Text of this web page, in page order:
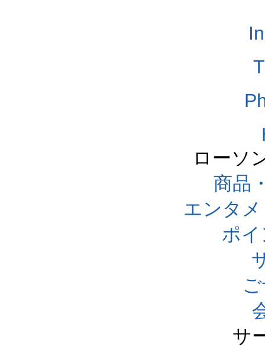
ローソ
商品
エンタ
ポ
サ